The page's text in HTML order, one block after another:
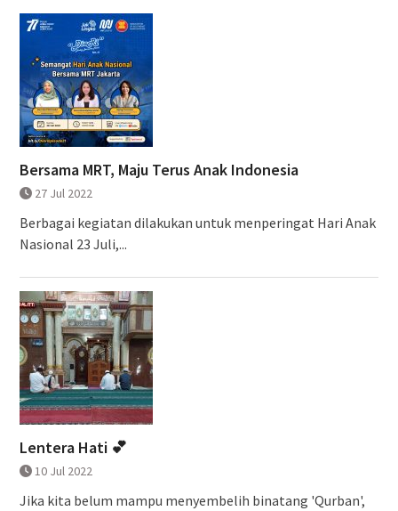
Bersama MRT, Maju Terus Anak Indonesia
27 Jul 2022
Berbagai kegiatan dilakukan untuk menperingat Hari Anak
Nasional 23 Juli,...
Lentera Hati 💕
10 Jul 2022
Jika kita belum mampu menyembelih binatang 'Qurban',